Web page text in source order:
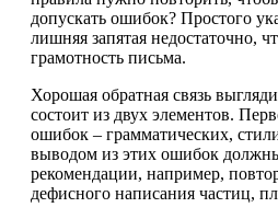
допускать ошибок? Простого
лишняя запятая недостаточно,
грамотность письма.
Хорошая обратная связь
состоит из двух элементов.
ошибок – грамматических,
выводом из этих ошибок
рекомендации, например,
дефисного написания частиц,